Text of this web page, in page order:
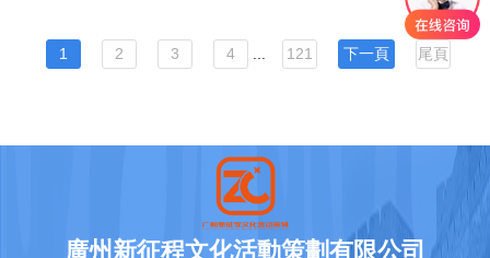
1 2 3 4 121 下一頁 尾頁
廣州新征程文化活動策劃有限公司